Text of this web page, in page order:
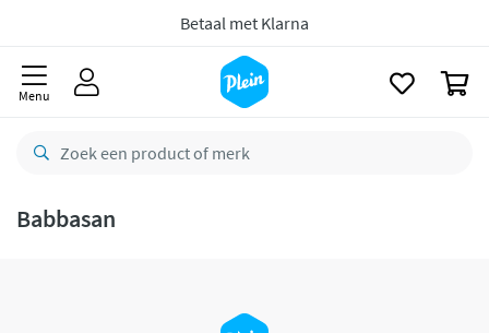
Betaal met Klarna
Menu
Babbasan